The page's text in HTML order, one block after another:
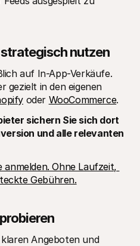
nutzen
auf In-App-Verkäufe.
gezielt in den eigenen
oder WooCommerce.
sichern Sie sich dort
und alle relevanten
Ohne Laufzeit,
Gebühren.
Angeboten und